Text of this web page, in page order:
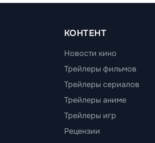
КОНТЕНТ
Новости кино
Трейлеры фильмов
Трейлеры сериалов
Трейлеры аниме
Трейлеры игр
Рецензии